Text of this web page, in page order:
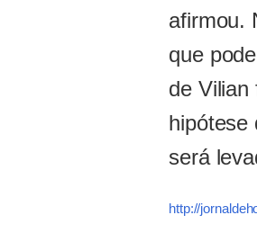
afirmou.
que
de Vilian
hipótese
será
http://